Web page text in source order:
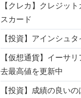
【クレカ】クレジッ
スカード
【投資】アインシュ
【仮想通貨】イーサ
去最高値を更新中
【投資】成績の良い